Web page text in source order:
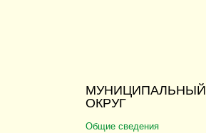
МУНИЦИПАЛЬНЫЙ
ОКРУГ
Общие сведения